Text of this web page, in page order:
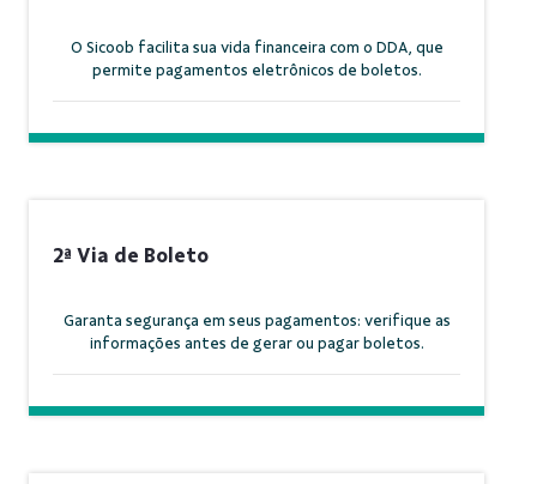
O Sicoob facilita sua vida financeira com o DDA, que
permite pagamentos eletrônicos de boletos.
2ª Via de Boleto
Garanta segurança em seus pagamentos: verifique as
informações antes de gerar ou pagar boletos.